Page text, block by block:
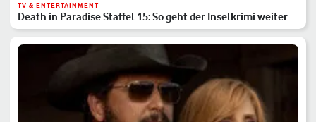
TV & ENTERTAINMENT
Death in Paradise Staffel 15: So geht der Inselkrimi weiter